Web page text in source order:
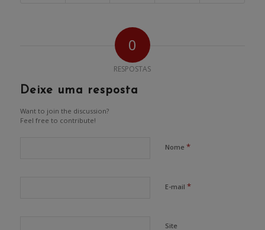
0
RESPOSTAS
Deixe uma resposta
Want to join the discussion?
Feel free to contribute!
Nome *
E-mail *
Site